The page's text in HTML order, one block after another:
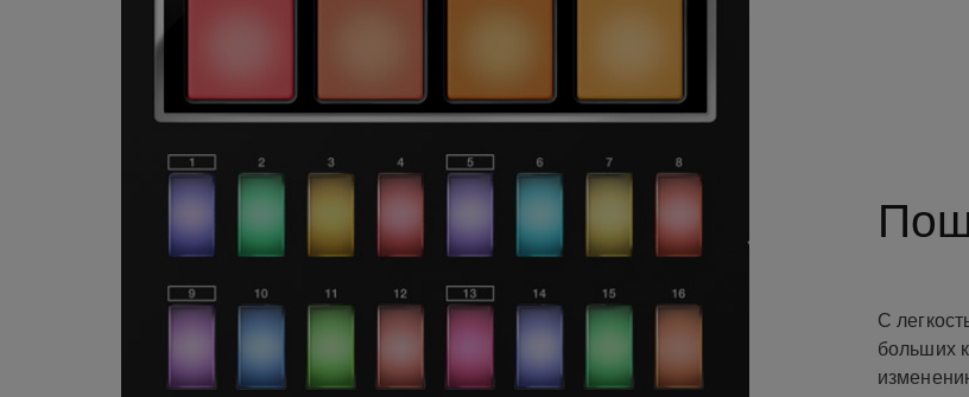
С
больших